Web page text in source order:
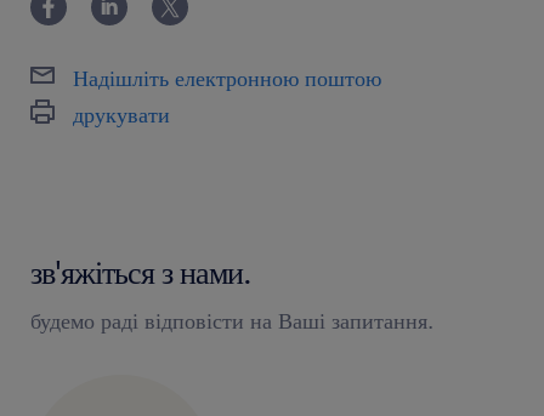
Надішліть електронною поштою
друкувати
зв'яжіться з нами.
будемо раді відповісти на Ваші запитання.